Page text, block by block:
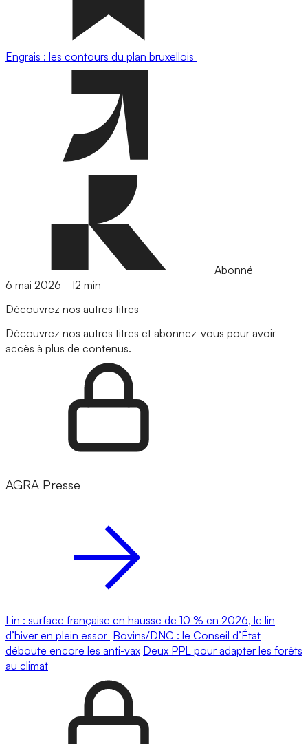
Engrais : les contours du plan bruxellois
Abonné
6 mai 2026 - 12 min
Découvrez nos autres titres
Découvrez nos autres titres et abonnez-vous pour avoir
accès à plus de contenus.
AGRA Presse
Lin : surface française en hausse de 10 % en 2026, le lin
d’hiver en plein essor Bovins/DNC : le Conseil d’État
déboute encore les anti-vax Deux PPL pour adapter les forêts
au climat